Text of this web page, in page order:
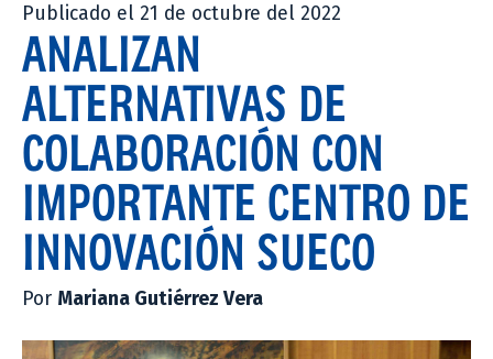
Publicado el 21 de octubre del 2022
ANALIZAN
ALTERNATIVAS DE
COLABORACIÓN CON
IMPORTANTE CENTRO DE
INNOVACIÓN SUECO
Por Mariana Gutiérrez Vera